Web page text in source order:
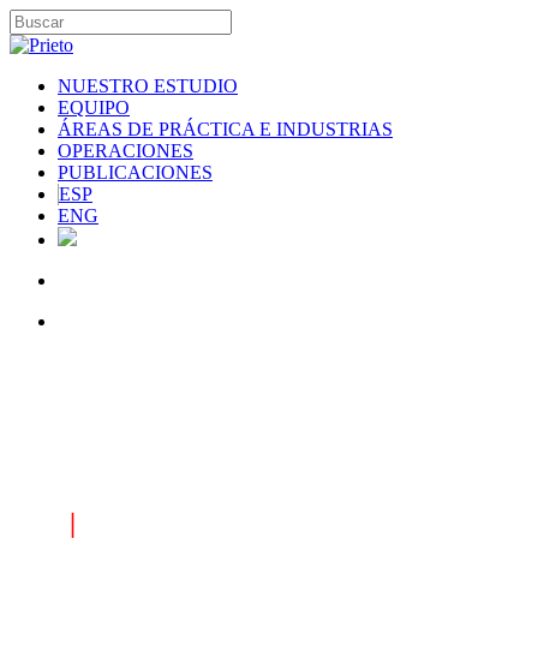
NUESTRO ESTUDIO
EQUIPO
ÁREAS DE PRÁCTICA E INDUSTRIAS
OPERACIONES
PUBLICACIONES
ESP
ENG
|